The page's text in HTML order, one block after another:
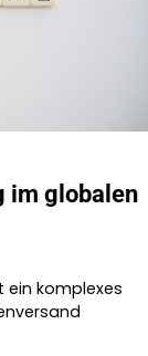
im globalen
ein komplexes